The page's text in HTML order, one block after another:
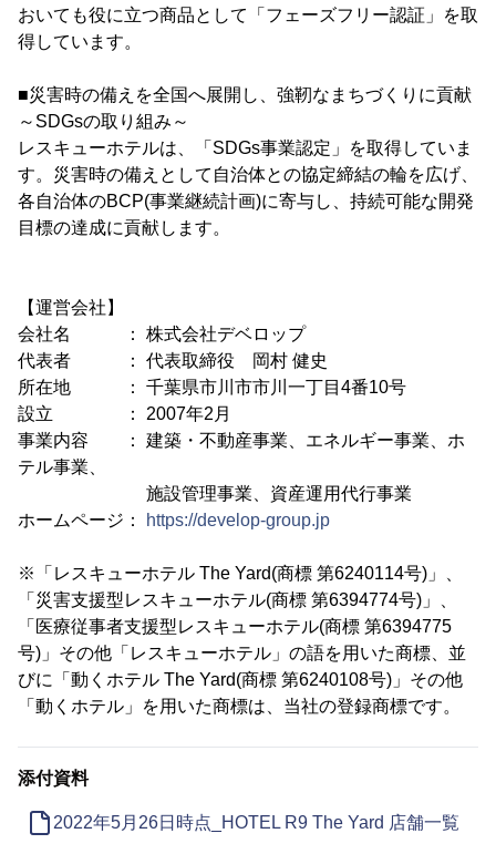
おいても役に立つ商品として「フェーズフリー認証」を取
得しています。
■災害時の備えを全国へ展開し、強靭なまちづくりに貢献
～SDGsの取り組み～
レスキューホテルは、「SDGs事業認定」を取得していま
す。災害時の備えとして自治体との協定締結の輪を広げ、
各自治体のBCP(事業継続計画)に寄与し、持続可能な開発
目標の達成に貢献します。
【運営会社】
会社名 ： 株式会社デベロップ
代表者 ： 代表取締役 岡村 健史
所在地 ： 千葉県市川市市川一丁目4番10号
設立 ： 2007年2月
事業内容 ： 建築・不動産事業、エネルギー事業、ホ
テル事業、
施設管理事業、資産運用代行事業
ホームページ：
https://develop-group.jp
※「レスキューホテル The Yard(商標 第6240114号)」、
「災害支援型レスキューホテル(商標 第6394774号)」、
「医療従事者支援型レスキューホテル(商標 第6394775
号)」その他「レスキューホテル」の語を用いた商標、並
びに「動くホテル The Yard(商標 第6240108号)」その他
「動くホテル」を用いた商標は、当社の登録商標です。
添付資料
2022年5月26日時点_HOTEL R9 The Yard 店舗一覧